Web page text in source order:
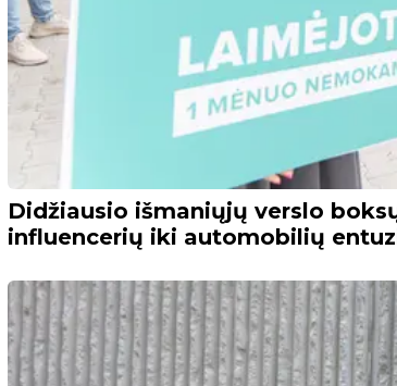
Didžiausio išmaniųjų verslo
influencerių iki automobilių